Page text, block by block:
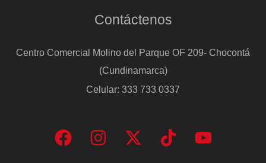
Contáctenos
Centro Comercial Molino del Parque OF 209- Chocontá
(Cundinamarca)
Celular: 333 733 0337